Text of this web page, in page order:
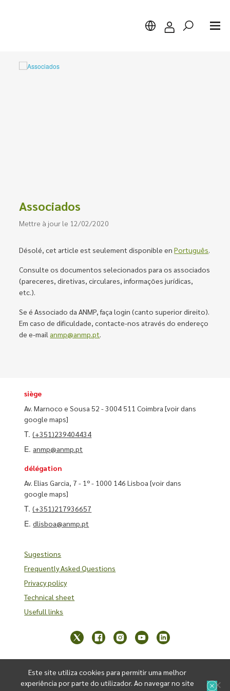
Associados
Mettre à jour le 12/02/2020
Désolé, cet article est seulement disponible enPortuguês.
Consulte os documentos selecionados para os associados
(pareceres, diretivas, circulares, informações jurídicas,
etc.).
Se é Associado da ANMP, faça login (canto superior direito).
Em caso de dificuldade, contacte-nos através do endereço
de e-mail anmp@anmp.pt.
siège
Av. Marnoco e Sousa 52 - 3004 511 Coimbra[voir dans
google maps]
T.(+351)239404434
E. anmp@anmp.pt
délégation
Av. Elias Garcia, 7 - 1º - 1000 146 Lisboa[voir dans
google maps]
T.(+351)217936657
E.dlisboa@anmp.pt
Sugestions
Frequently Asked Questions
Privacy policy
Technical sheet
Usefull links
Este site utiliza cookies para permitir uma melhor
experiência por parte do utilizador. Ao navegar no site